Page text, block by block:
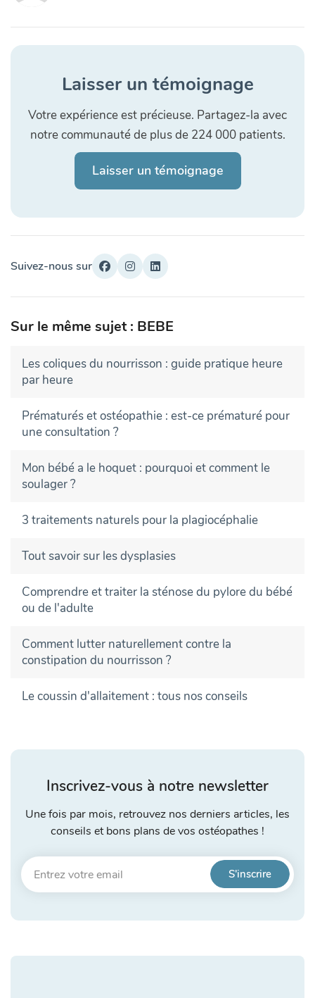
Laisser un témoignage
Votre expérience est précieuse. Partagez-la avec
notre communauté de plus de 224 000 patients.
Laisser un témoignage
Suivez-nous sur
Sur le même sujet : BEBE
Les coliques du nourrisson : guide pratique heure
par heure
Prématurés et ostéopathie : est-ce prématuré pour
une consultation ?
Mon bébé a le hoquet : pourquoi et comment le
soulager ?
3 traitements naturels pour la plagiocéphalie
Tout savoir sur les dysplasies
Comprendre et traiter la sténose du pylore du bébé
ou de l'adulte
Comment lutter naturellement contre la
constipation du nourrisson ?
Le coussin d'allaitement : tous nos conseils
Inscrivez-vous à notre newsletter
Une fois par mois, retrouvez nos derniers articles, les
conseils et bons plans de vos ostéopathes !